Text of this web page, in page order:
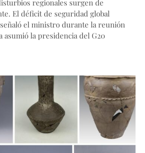
regionales surgen de
El déficit de seguridad global
el ministro durante la reunión
asumió la presidencia del G20